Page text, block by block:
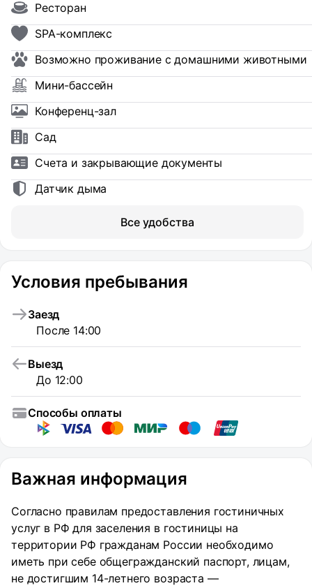
Ресторан
SPA-комплекс
Возможно проживание с домашними животными
Мини-бассейн
Конференц-зал
Сад
Счета и закрывающие документы
Датчик дыма
Все удобства
Условия пребывания
Заезд
После 14:00
Выезд
До 12:00
Способы оплаты
Важная информация
Согласно правилам предоставления гостиничных
услуг в РФ для заселения в гостиницы на
территории РФ гражданам России необходимо
иметь при себе общегражданский паспорт, лицам,
не достигшим 14-летнего возраста —